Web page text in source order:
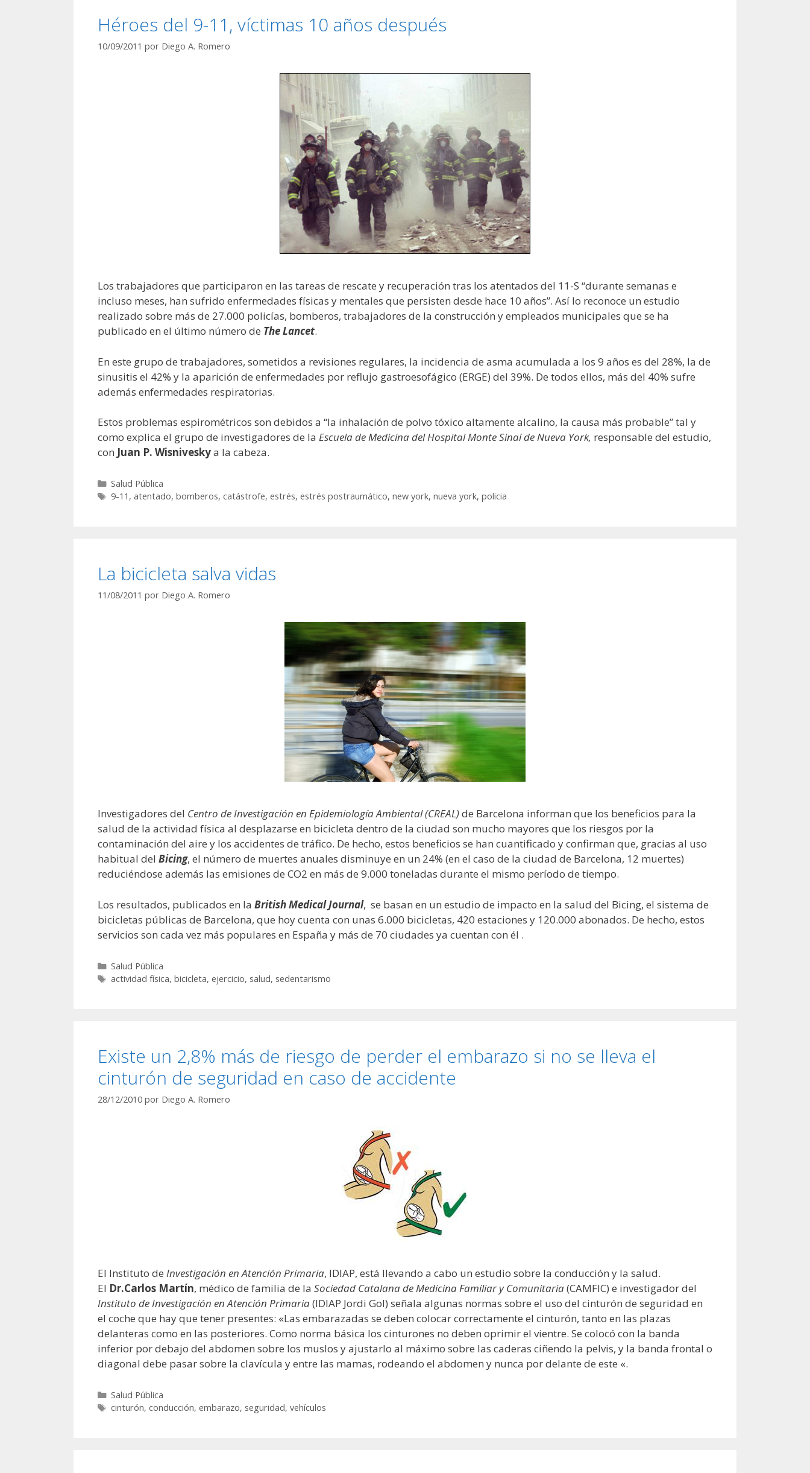
Héroes del 9-11, víctimas 10 años después
10/09/2011 por Diego A. Romero
Los trabajadores que participaron en las tareas de rescate y recuperación tras los atentados del 11-S “durante semanas e
incluso meses, han sufrido enfermedades físicas y mentales que persisten desde hace 10 años”. Así lo reconoce un estudio
realizado sobre más de 27.000 policías, bomberos, trabajadores de la construcción y empleados municipales que se ha
publicado en el último número de The Lancet.
En este grupo de trabajadores, sometidos a revisiones regulares, la incidencia de asma acumulada a los 9 años es del 28%, la de
sinusitis el 42% y la aparición de enfermedades por reflujo gastroesofágico (ERGE) del 39%. De todos ellos, más del 40% sufre
además enfermedades respiratorias.
Estos problemas espirométricos son debidos a “la inhalación de polvo tóxico altamente alcalino, la causa más probable” tal y
como explica el grupo de investigadores de la Escuela de Medicina del Hospital Monte Sinaí de Nueva York, responsable del estudio,
con Juan P. Wisniveskya la cabeza.
Categorías
Salud Pública
Etiquetas
9-11 , atentado, bomberos, catástrofe, estrés, estrés postraumático, new york, nueva york, policia
La bicicleta salva vidas
11/08/2011 por Diego A. Romero
Investigadores del Centro de Investigación en Epidemiología Ambiental (CREAL)de Barcelona ​​informan que los beneficios para la
salud de la actividad física al desplazarse en bicicleta dentro de la ciudad son mucho mayores que los riesgos por la
contaminación del aire y los accidentes de tráfico. De hecho, estos beneficios se han cuantificado y confirman que, gracias al uso
habitual del Bicing, el número de muertes anuales disminuye en un 24% (en el caso de la ciudad de Barcelona, 12 muertes)
reduciéndose además las emisiones de CO2 en más de 9.000 toneladas durante el mismo período de tiempo.
Los resultados, publicados en la British Medical Journal, se basan en un estudio de impacto en la salud del Bicing, el sistema de
bicicletas públicas de Barcelona, que hoy cuenta con unas 6.000 bicicletas, 420 estaciones y 120.000 abonados. De hecho, estos
servicios son cada vez más populares en España y más de 70 ciudades ya cuentan con él .
Categorías
Salud Pública
Etiquetas
actividad física, bicicleta, ejercicio, salud, sedentarismo
Existe un 2,8% más de riesgo de perder el embarazo si no se lleva el
cinturón de seguridad en caso de accidente
28/12/2010 por Diego A. Romero
El Instituto de Investigación en Atención Primaria, IDIAP, está llevando a cabo un estudio sobre la conducción y la salud.
El Dr.Carlos Martín, médico de familia de la Sociedad Catalana de Medicina Familiar y Comunitaria(CAMFIC) e investigador del
Instituto de Investigación en Atención Primaria(IDIAP Jordi Gol) señala algunas normas sobre el uso del cinturón de seguridad en
el coche que hay que tener presentes: «Las embarazadas se deben colocar correctamente el cinturón, tanto en las plazas
delanteras como en las posteriores. Como norma básica los cinturones no deben oprimir el vientre. Se colocó con la banda
inferior por debajo del abdomen sobre los muslos y ajustarlo al máximo sobre las caderas ciñendo la pelvis, y la banda frontal o
diagonal debe pasar sobre la clavícula y entre las mamas, rodeando el abdomen y nunca por delante de este «.
Categorías
Salud Pública
Etiquetas
cinturón, conducción, embarazo, seguridad, vehículos